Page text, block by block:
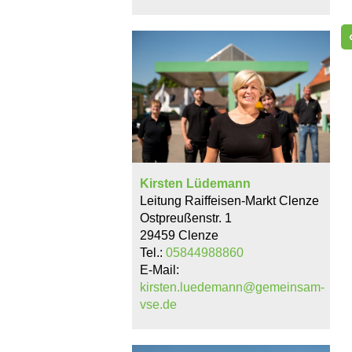
Kirsten Lüdemann
Leitung Raiffeisen-Markt Clenze
Ostpreußenstr. 1
29459 Clenze
Tel.: 05844988860
E-Mail:
kirsten.luedemann@gemeinsam-
vse.de